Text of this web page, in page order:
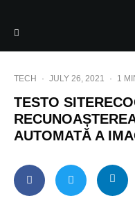
TECH · JULY 26, 2021 · 1
TESTO
AUTOMATĂ A